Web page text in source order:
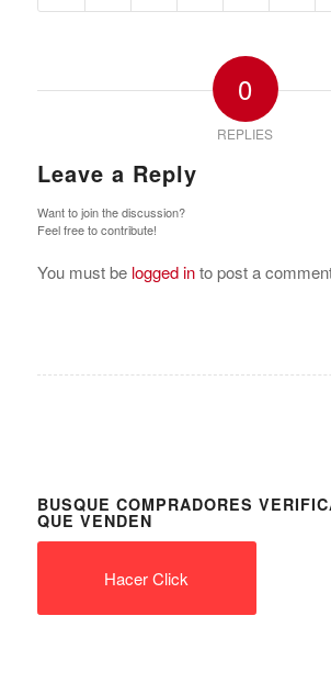
0
REPLIES
Leave a Reply
Want to join the discussion?
Feel free to contribute!
You must be logged into post a
BUSQUE COMPRADORES
QUE VENDEN
Hacer Click